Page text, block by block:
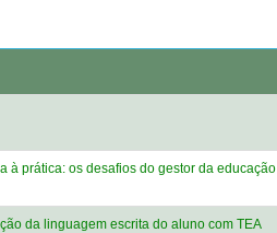
à prática: os desafios do gestor da educação
da linguagem escrita do aluno com TEA